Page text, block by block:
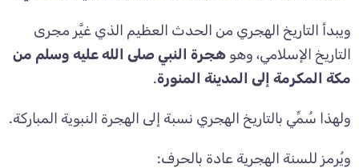
ويبدأ التاريخ الهجري من الحدث العظيم الذي غيَّر مجرى
التاريخ الإسلامي، وهو هجرة النبي صلى الله عليه وسلم من
مكة المكرمة إلى المدينة المنورة.
ولهذا سُمِّي بالتاريخ الهجري نسبة إلى الهجرة النبوية المباركة.
ويُرمز للسنة الهجرية عادة بالحرف: